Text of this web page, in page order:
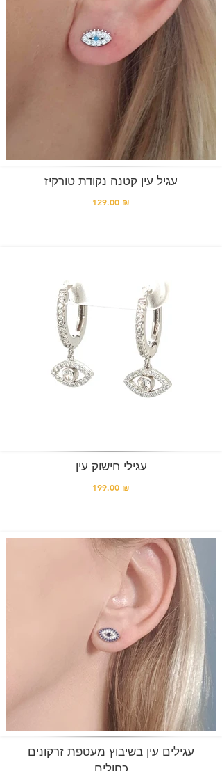
עגיל עין קטנה נקודת טורקיז
129.00 ₪
עגילי חישוק עין
199.00 ₪
עגילים עין בשיבוץ מעטפת זרקונים